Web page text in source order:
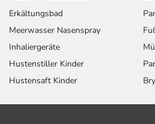
Es kann zu einer Vielzahl von
Überdosierungserscheinungen
zu niedrigem Blutdruck,
Elektrolytmangel mit Symptomen
Erkältungsbad
Meerwasser Nasenspray
Inhaliergeräte
Hustenstiller Kinder
Hustensaft Kinder